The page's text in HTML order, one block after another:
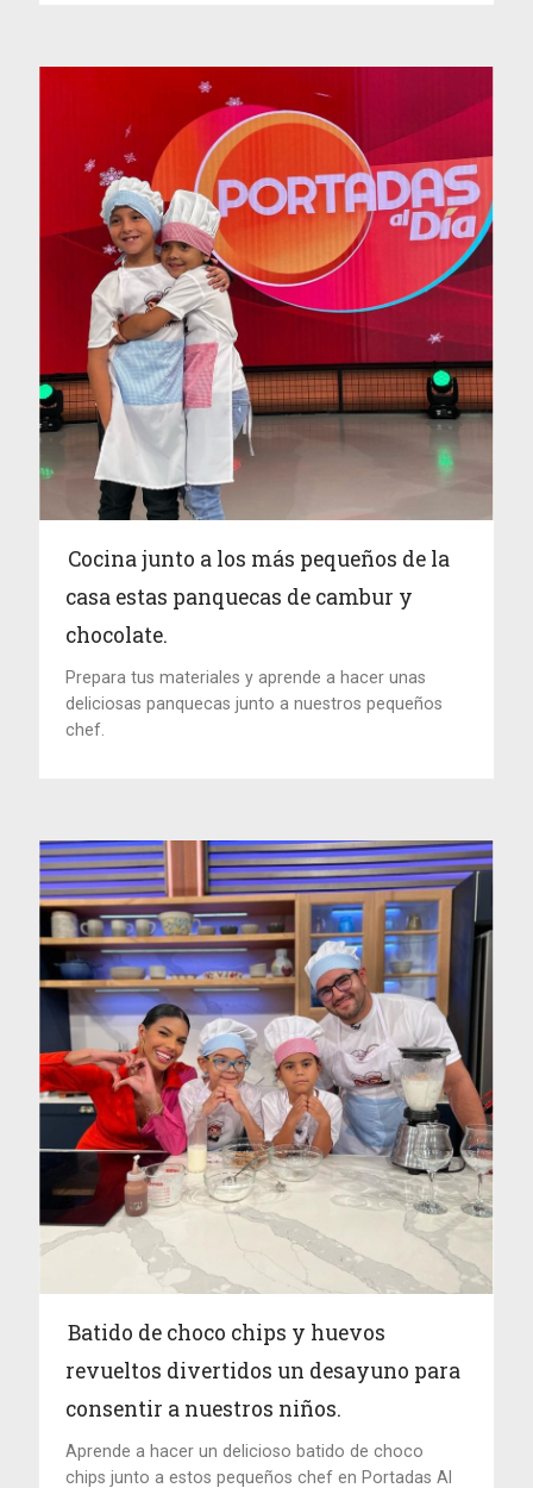
Cocina junto a los más pequeños de la
casa estas panquecas de cambur y
chocolate.
Prepara tus materiales y aprende a hacer unas
deliciosas panquecas junto a nuestros pequeños
chef.
Batido de choco chips y huevos
revueltos divertidos un desayuno para
consentir a nuestros niños.
Aprende a hacer un delicioso batido de choco
chips junto a estos pequeños chef en Portadas Al